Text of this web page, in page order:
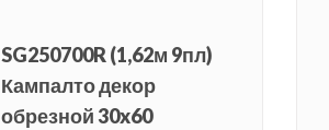
SG250700R (1,62м 9пл)
Кампалто декор
обрезной 30x60